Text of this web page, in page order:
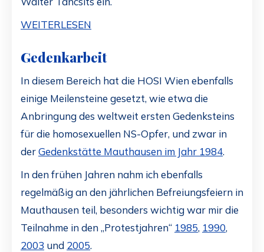
WEITERLESEN
Gedenkarbeit
In diesem Bereich hat die HOSI Wien ebenfalls
einige Meilensteine gesetzt, wie etwa die
Anbringung des weltweit ersten Gedenksteins
für die homosexuellen NS-Opfer, und zwar in
derGedenkstätte Mauthausen im Jahr 1984.
In den frühen Jahren nahm ich ebenfalls
regelmäßig an den jährlichen Befreiungsfeiern in
Mauthausen teil, besonders wichtig war mir die
Teilnahme in den „Protestjahren“ 1985, 1990,
2003 und 2005.